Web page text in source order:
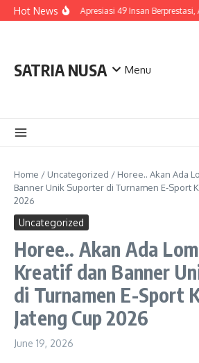
Skip to content
Hot News
Polda Jateng Apresiasi 49 Insan Berprestasi,
SATRIA NUSA Menu
Home / Uncategorized / Horee.. Akan Ada
Banner Unik Suporter di Turnamen E-Sport
2026
Uncategorized
Horee.. Akan Ada
Kreatif dan Banner
di Turnamen E-Sport
Jateng Cup 2026
June 19, 2026